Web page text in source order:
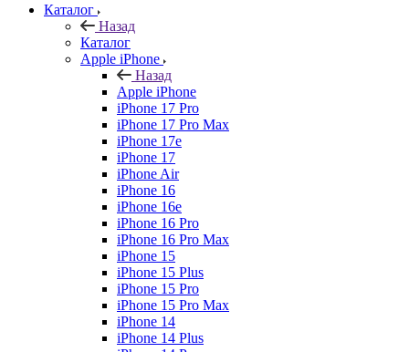
Каталог
Назад
Каталог
Apple iPhone
Назад
Apple iPhone
iPhone 17 Pro
iPhone 17 Pro Max
iPhone 17e
iPhone 17
iPhone Air
iPhone 16
iPhone 16e
iPhone 16 Pro
iPhone 16 Pro Max
iPhone 15
iPhone 15 Plus
iPhone 15 Pro
iPhone 15 Pro Max
iPhone 14
iPhone 14 Plus